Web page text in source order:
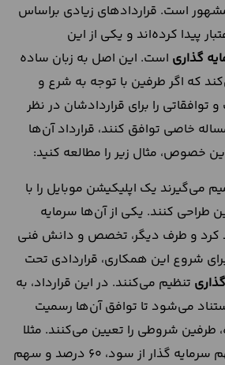
است. قرارداد‌های زیادی براساس
اعتبار پیدا کرده‌اند و یکی از این
گذاری است. این اصل به زبان ساده
که اگر طرفین با توجه به شرع و
را برای قراردادشان در نظر
خاصی توافق کنند، قرارداد آن‌ها
خصوص، مثال زیر را مطالعه کنید:
می‌گیرند یک اپلیکیشن موبایل را با
طراحی کنند. یکی از آن‌ها سرمایه
کرد و طرف دیگر، تخصص و دانش فنی
شروع این همکاری، قراردادی تحت
تنظیم می‌کنند. در این قرارداد، به
استناد می‌شود تا توافق آن‌ها رسمیت
طرفین شروطی را تعیین می‌کنند. مثلا
توافق می‌شود که سهم سرمایه گذار از سود، 60 درصد و سهم